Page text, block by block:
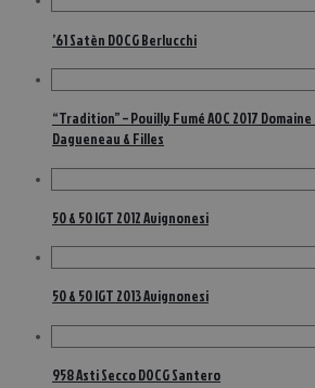
’61 Satèn DOCG Berlucchi
“Tradition” – Pouilly Fumé AOC 2017
Dagueneau & Filles
50 & 50 IGT 2012 Avignonesi
50 & 50 IGT 2013 Avignonesi
958 Asti Secco DOCG Santero